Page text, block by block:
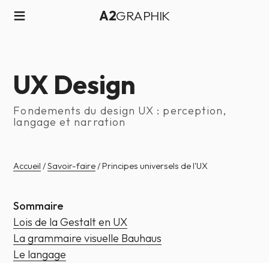
A2GRAPHIK
≡
UX Design
Fondements du design UX : perception,
langage et narration
Accueil /Savoir-faire/ Principes universels de l'UX
Sommaire
Lois de la Gestalt en UX
La grammaire visuelle Bauhaus
Le langage